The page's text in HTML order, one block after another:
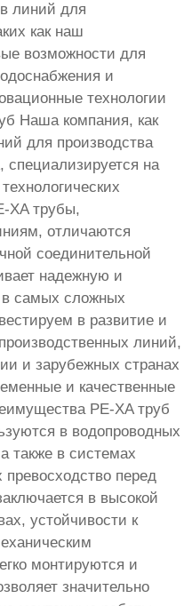
линий для
как наш
возможности для
и
технологии
Наша компания, как
для производства
специализируется на
XA трубы,
отличаются
соединительной
надежную и
в самых сложных
в развитие и
линий,
и зарубежных странах
и качественные
PE-XA труб
в водопроводных
также в системах
превосходство перед
в высокой
устойчивости к
монтируются и
значительно